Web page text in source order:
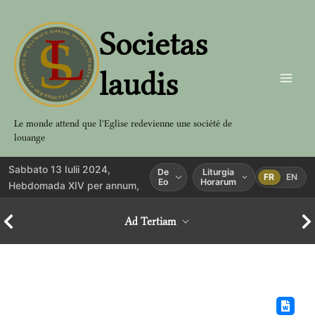
contenu
Societas
laudis
Le monde attend que l'Eglise redevienne une société de
louange
Sabbato 13 Iulii 2024,
Hebdomada XIV per annum,
De
Eo
Liturgia
Horarum
FR EN
Ad Tertiam